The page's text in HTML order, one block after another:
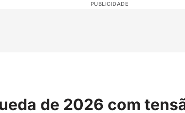
PUBLICIDADE
de 2026 com